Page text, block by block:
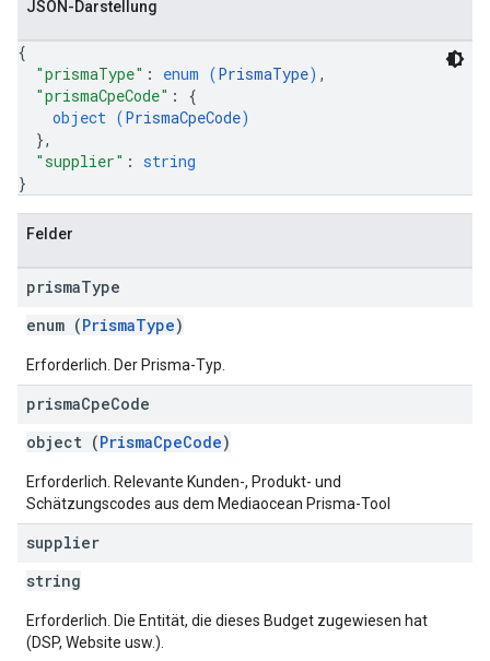
JSON-Darstellung
{
"prismaType" : enum (PrismaType) ,
"prismaCpeCode" : {
object (PrismaCpeCode)
},
"supplier" : string
}
Felder
prismaType
enum (PrismaType)
Erforderlich. Der Prisma-Typ.
prismaCpeCode
object (PrismaCpeCode)
Erforderlich. Relevante Kunden-, Produkt- und
Schätzungscodes aus dem Mediaocean Prisma-Tool
supplier
string
Erforderlich. Die Entität, die dieses Budget zugewiesen hat
(DSP, Website usw.).